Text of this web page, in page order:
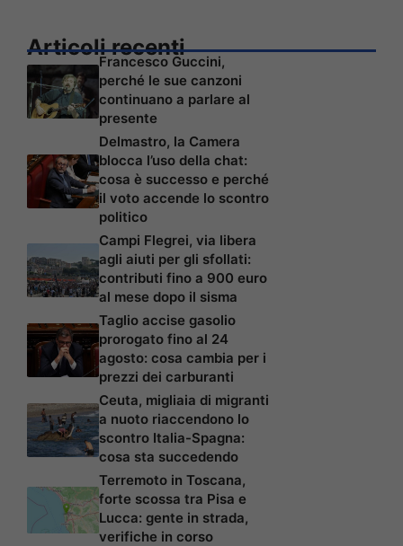
Articoli recenti
Francesco Guccini,
perché le sue canzoni
continuano a parlare al
presente
Delmastro, la Camera
blocca l’uso della chat:
cosa è successo e perché
il voto accende lo scontro
politico
Campi Flegrei, via libera
agli aiuti per gli sfollati:
contributi fino a 900 euro
al mese dopo il sisma
Taglio accise gasolio
prorogato fino al 24
agosto: cosa cambia per i
prezzi dei carburanti
Ceuta, migliaia di migranti
a nuoto riaccendono lo
scontro Italia-Spagna:
cosa sta succedendo
Terremoto in Toscana,
forte scossa tra Pisa e
Lucca: gente in strada,
verifiche in corso